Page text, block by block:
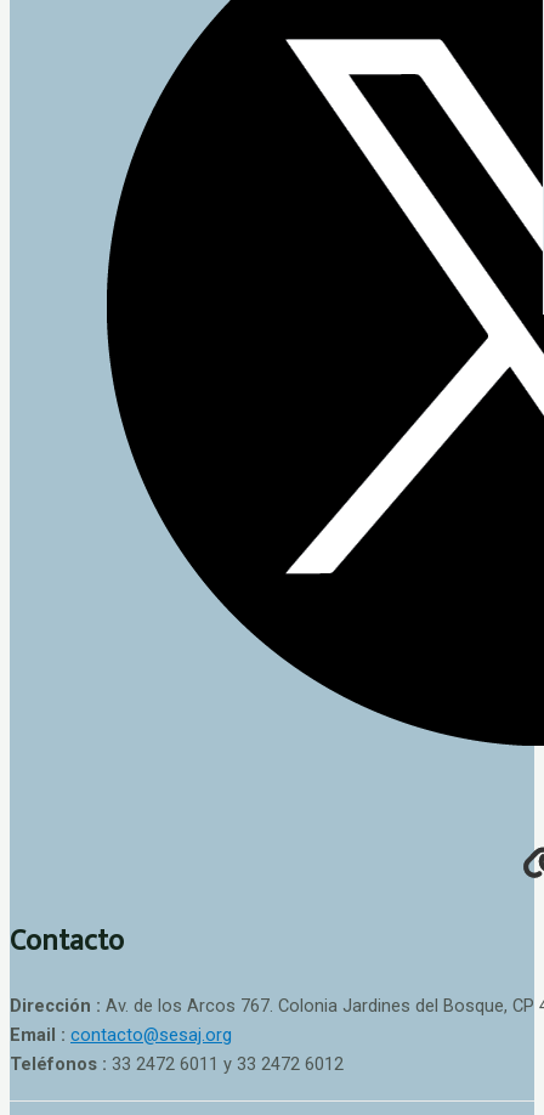
Contacto
Dirección : Av. de los Arcos 767. Colonia Jardines del Bosque, CP
Email : contacto@sesaj.org
Teléfonos : 33 2472 6011 y 33 2472 6012